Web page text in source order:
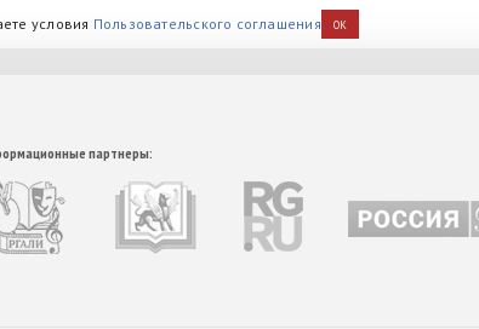
условия Пользовательского соглашения OK
партнеры: